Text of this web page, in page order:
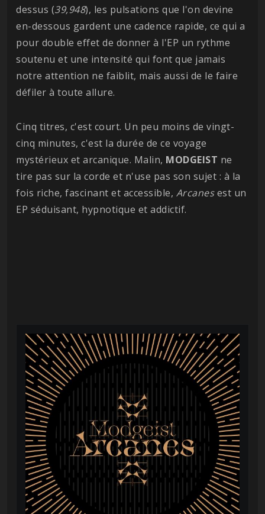
dessus (39,948), les pulsations que l'on devine
en-dessous gardent une cadence rapide, ce qui a
pour double effet de donner à l'EP un rythme
soutenu et une intensité qui font que jamais
notre attention ne faiblit, mais aussi de le faire
défiler à toute allure.
Cinq titres, c'est court. Un peu moins de vingt-
cinq minutes, c'est la durée de ce voyage
mystérieux et arcanique. Malin, MODGEIST ne
tire pas sur la corde et n'use pas son sujet : à la
fois riche, fascinant et accessible, Arcanesest un
EP séduisant, hypnotique et addictif.